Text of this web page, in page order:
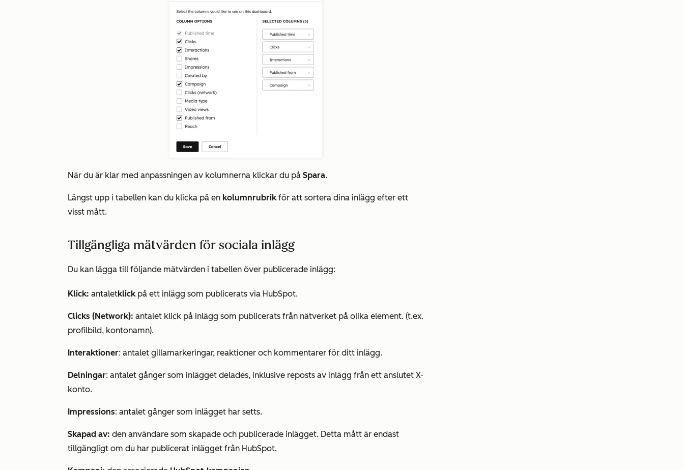
När du är klar med anpassningen av kolumnerna klickar du på Spara.
Längst upp i tabellen kan du klicka på en kolumnrubrikför att sortera dina inlägg efter ett
visst mått.
Tillgängliga mätvärden för sociala inlägg
Du kan lägga till följande mätvärden i tabellen över publicerade inlägg:
Klick: antaletklickpå ett inlägg som publicerats via HubSpot.
Clicks (Network): antalet klick på inlägg som publicerats från nätverket på olika element. (t.ex.
profilbild, kontonamn).
Interaktioner: antalet gillamarkeringar, reaktioner och kommentarer för ditt inlägg.
Delningar: antalet gånger som inlägget delades, inklusive reposts av inlägg från ett anslutet X-
konto.
Impressions: antalet gånger som inlägget har setts.
Skapad av: den användare som skapade och publicerade inlägget. Detta mått är endast
tillgängligt om du har publicerat inlägget från HubSpot.